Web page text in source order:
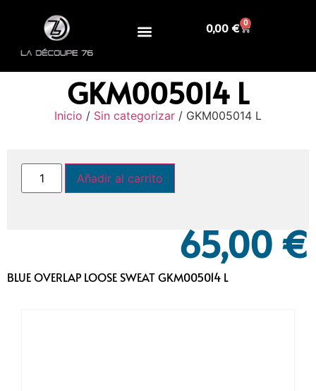
0,00 € 0
GKM005014 L
Inicio / Sin categorizar / GKM005014 L
Añadir al carrito
65,00 €
BLUE OVERLAP LOOSE SWEAT GKM005014 L